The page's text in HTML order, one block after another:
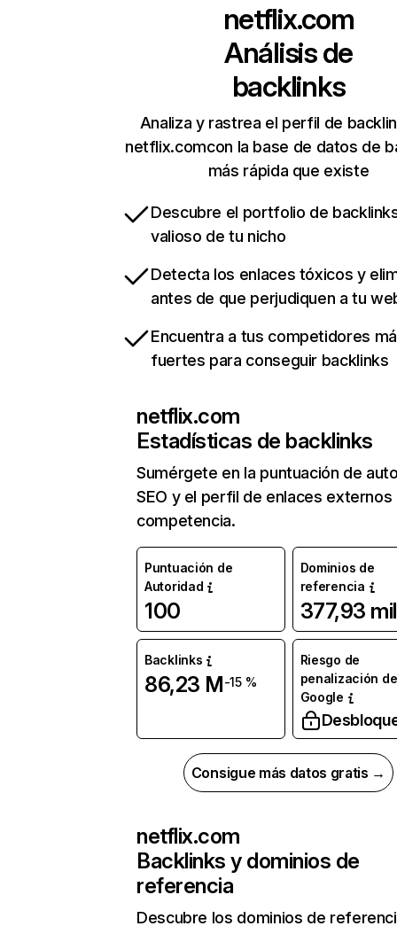
netflix.com
Análisis de
backlinks
Analiza y rastrea el perfil de
netflix.comcon la base de datos de
más rápida que existe
Descubre el portfolio de
valioso de tu nicho
Detecta los enlaces tóxicos y
antes de que perjudiquen a tu
Encuentra a tus competidores
fuertes para conseguir backlinks
netflix.com
Estadísticas de backlinks
Sumérgete en la puntuación de
SEO y el perfil de enlaces externos
competencia.
Puntuación de
Autoridad
100
Dominios de
referencia
377,93 mil
Backlinks
86,23 M-15 %
Riesgo de
penalización de
Google
Consigue más datos gratis →
netflix.com
Backlinks y dominios de
referencia
Descubre los dominios de